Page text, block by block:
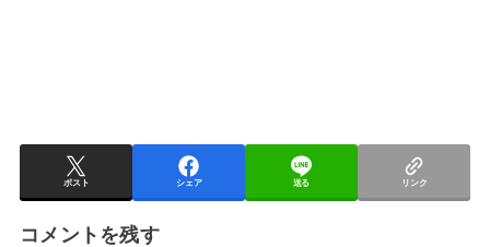
ポスト シェア 送る リンク
コメントを残す